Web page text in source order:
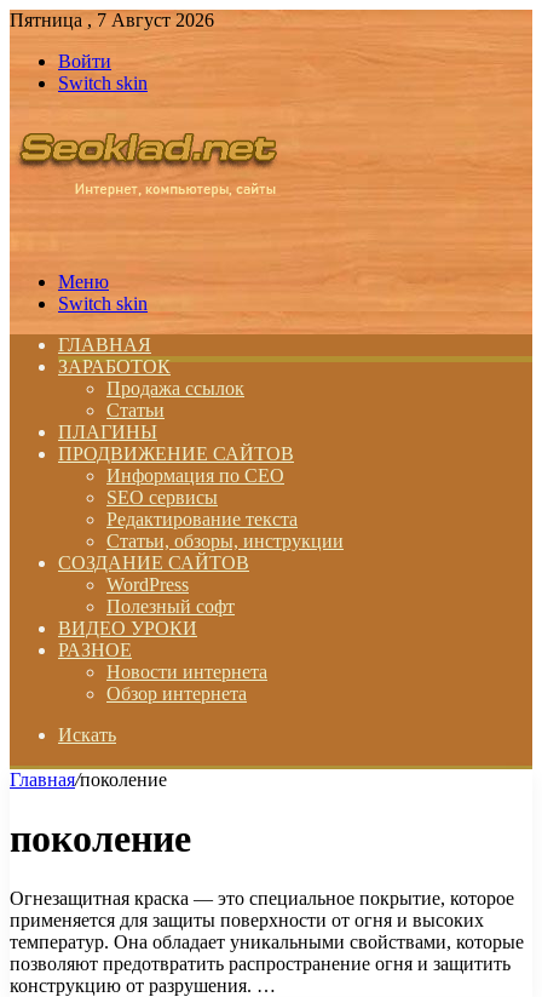
Пятница , 7 Август 2026
Войти
Switch skin
Меню
Switch skin
ГЛАВНАЯ
ЗАРАБОТОК
Продажа ссылок
Статьи
ПЛАГИНЫ
ПРОДВИЖЕНИЕ САЙТОВ
Информация по СЕО
SEO сервисы
Редактирование текста
Статьи, обзоры, инструкции
СОЗДАНИЕ САЙТОВ
WordPress
Полезный софт
ВИДЕО УРОКИ
РАЗНОЕ
Новости интернета
Обзор интернета
Искать
Главная/поколение
поколение
Огнезащитная краска — это специальное покрытие, которое
применяется для защиты поверхности от огня и высоких
температур. Она обладает уникальными свойствами, которые
позволяют предотвратить распространение огня и защитить
конструкцию от разрушения. …